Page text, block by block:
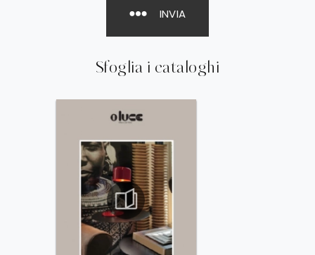
Sfoglia i cataloghi
INVIA